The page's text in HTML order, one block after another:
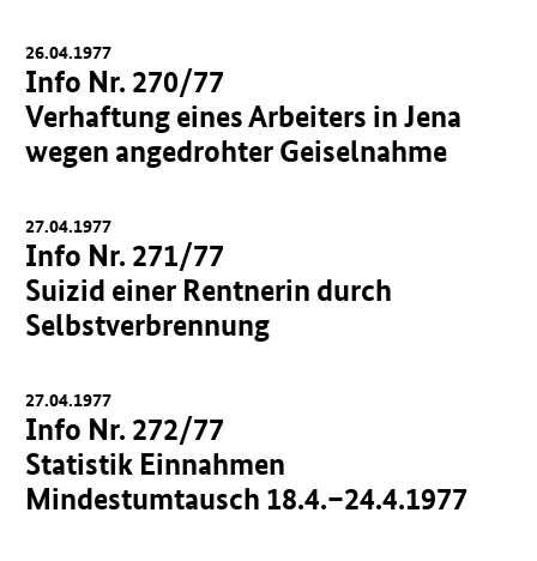
26.04.1977
Info Nr. 270/77
Verhaftung eines Arbeiters in Jena
wegen angedrohter Geiselnahme
27.04.1977
Info Nr. 271/77
Suizid einer Rentnerin durch
Selbstverbrennung
27.04.1977
Info Nr. 272/77
Statistik Einnahmen
Mindestumtausch 18.4.–24.4.1977